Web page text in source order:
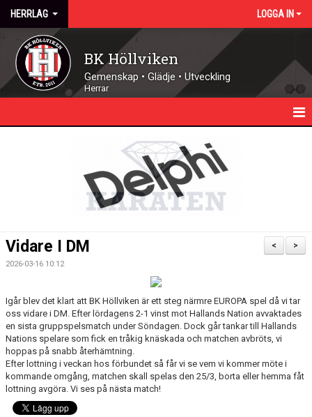
HERRLAG LOGGA IN
BK Höllviken
Gemenskap • Glädje • Utveckling
Herrar
MATCHER
BILDGALLERI
KONTAKT
>
<
Vidare I DM
2026-03-16 10:12
Igår blev det klart att BK Höllviken är ett steg närmre EUROPA spel då vi tar
oss vidare i DM. Efter lördagens 2-1 vinst mot Hallands Nation avvaktades
en sista gruppspelsmatch under Söndagen. Dock går tankar till Hallands
Nations spelare som fick en tråkig knäskada och matchen avbröts, vi
hoppas på snabb återhämtning.
Efter lottning i veckan hos förbundet så får vi se vem vi kommer möte i
kommande omgång, matchen skall spelas den 25/3, borta eller hemma fåt
lottning avgöra. Vi ses på nästa match!